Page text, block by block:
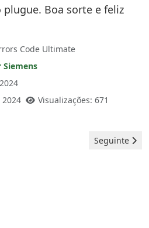
Boa sorte e feliz
Code Ultimate
Siemens
Visualizações: 671
- Erro e90 Artigo
Seguinte